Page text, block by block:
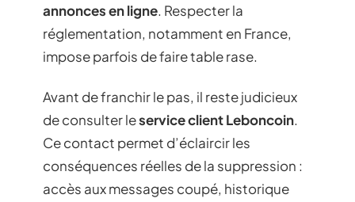
annonces en ligne. Respecter la
réglementation, notamment en France,
impose parfois de faire table rase.
Avant de franchir le pas, il reste judicieux
de consulter leservice client Leboncoin.
Ce contact permet d’éclaircir les
conséquences réelles de la suppression :
accès aux messages coupé, historique